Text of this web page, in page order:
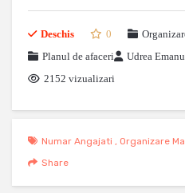
Deschis 0
Planul de afaceri
Udrea
2152 vizualizari
Numar Angajati , Organizare
Share